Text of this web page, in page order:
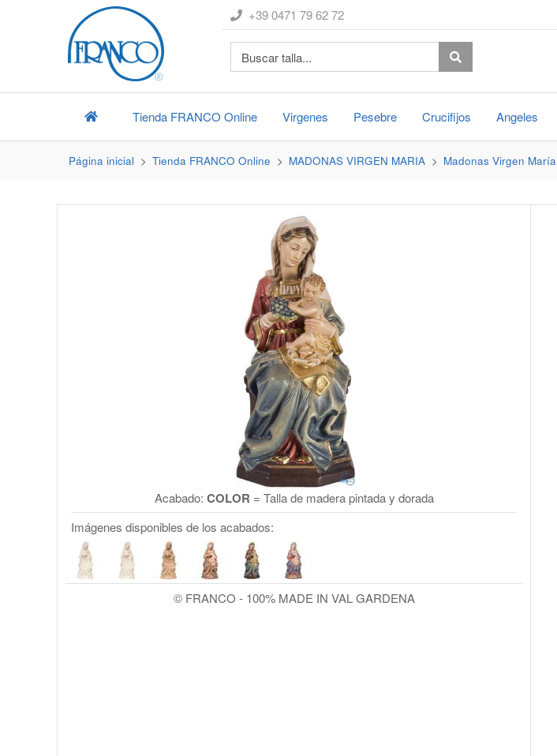
+39 0471 79 62 72
Tienda FRANCO Online Virgenes Pesebre Crucifijos Angeles
Página inicial Tienda FRANCO Online MADONAS VIRGEN MARIA Madonas Virgen María
Acabado: COLOR = Talla de madera pintada y dorada
Imágenes disponibles de los acabados:
© FRANCO - 100% MADE IN VAL GARDENA